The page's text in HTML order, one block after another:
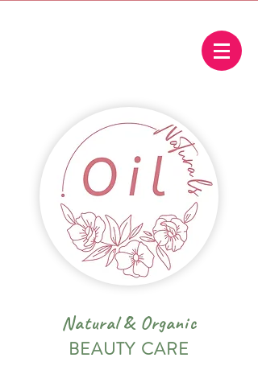
Natural & Organic
BEAUTY CARE